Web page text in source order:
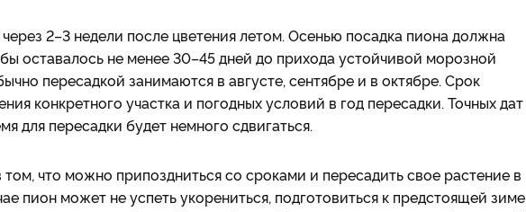
2–3 недели после цветения летом. Осенью посадка пиона должна
оставалось не менее 30–45 дней до прихода устойчивой морозной
пересадкой занимаются в августе, сентябре и в октябре. Срок
конкретного участка и погодных условий в год пересадки. Точных дат
для пересадки будет немного сдвигаться.
том, что можно припоздниться со сроками и пересадить свое растение в
пион может не успеть укорениться, подготовиться к предстоящей зиме